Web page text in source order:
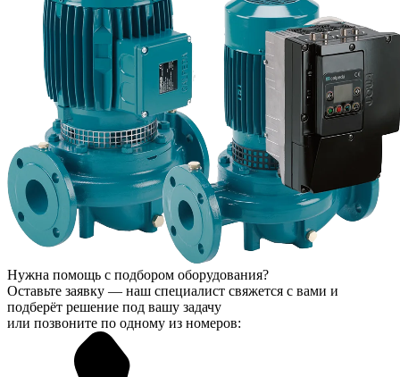
Нужна помощь с подбором оборудования?
Оставьте заявку — наш специалист свяжется с вами и
подберёт решение под вашу задачу
или позвоните по одному из номеров: